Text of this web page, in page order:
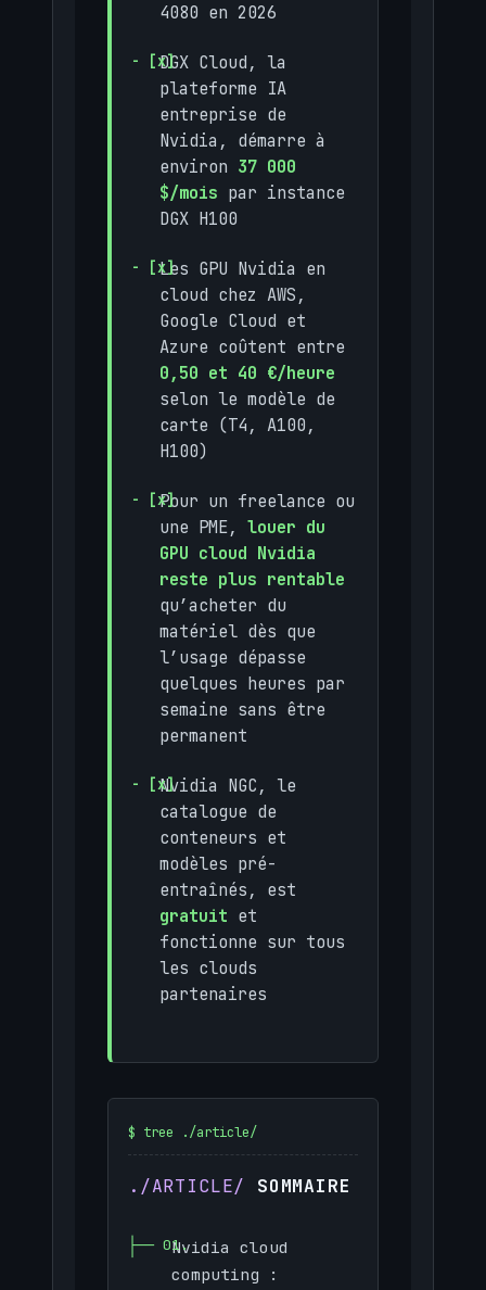
4080 en 2026
DGX Cloud, la
plateforme IA
entreprise de
Nvidia, démarre à
environ 37 000
$/mois par instance
DGX H100
Les GPU Nvidia en
cloud chez AWS,
Google Cloud et
Azure coûtent entre
0,50 et 40 €/heure
selon le modèle de
carte (T4, A100,
H100)
Pour un freelance ou
une PME, louer du
GPU cloud Nvidia
reste plus rentable
qu’acheter du
matériel dès que
l’usage dépasse
quelques heures par
semaine sans être
permanent
Nvidia NGC, le
catalogue de
conteneurs et
modèles pré-
entraînés, est
gratuit et
fonctionne sur tous
les clouds
partenaires
SOMMAIRE
Nvidia cloud
computing :